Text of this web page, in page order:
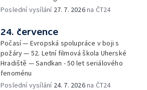
Poslední vysílání 27. 7. 2026na ČT24
24. července
Počasí — Evropská spolupráce v boji s
požáry — 52. Letní filmová škola Uherské
Hradiště — Sandkan - 50 let seriálového
fenoménu
Poslední vysílání 24. 7. 2026na ČT24